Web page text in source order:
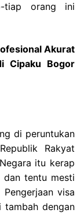
tiap orang ini
Akurat
Cipaku Bogor
di peruntukan
Rakyat
itu kerap
tentu mesti
visa
tambah dengan